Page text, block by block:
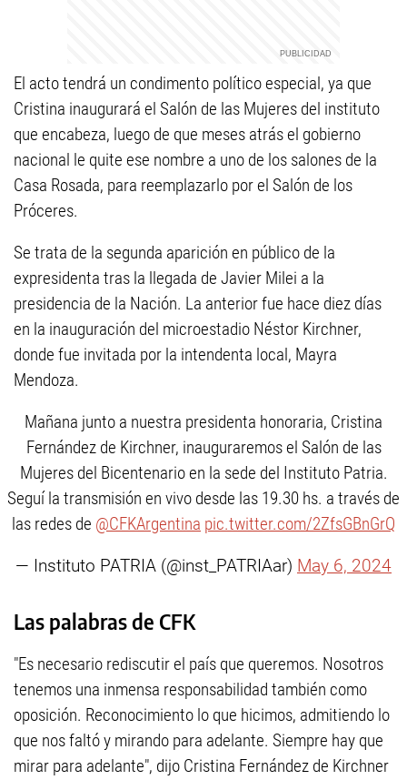
El acto tendrá un condimento político especial, ya que
Cristina inaugurará el Salón de las Mujeres del instituto
que encabeza, luego de que meses atrás el gobierno
nacional le quite ese nombre a uno de los salones de la
Casa Rosada, para reemplazarlo por el Salón de los
Próceres.
Se trata de la segunda aparición en público de la
expresidenta tras la llegada de Javier Milei a la
presidencia de la Nación. La anterior fue hace diez días
en la inauguración del microestadio Néstor Kirchner,
donde fue invitada por la intendenta local, Mayra
Mendoza.
Mañana junto a nuestra presidenta honoraria, Cristina
Fernández de Kirchner, inauguraremos el Salón de las
Mujeres del Bicentenario en la sede del Instituto Patria.
Seguí la transmisión en vivo desde las 19.30 hs. a través de
las redes de @CFKArgentina pic.twitter.com/2ZfsGBnGrQ
— Instituto PATRIA (@inst_PATRIAar) May 6, 2024
Las palabras de CFK
"Es necesario rediscutir el país que queremos. Nosotros
tenemos una inmensa responsabilidad también como
oposición. Reconocimiento lo que hicimos, admitiendo lo
que nos faltó y mirando para adelante. Siempre hay que
mirar para adelante", dijo Cristina Fernández de Kirchner